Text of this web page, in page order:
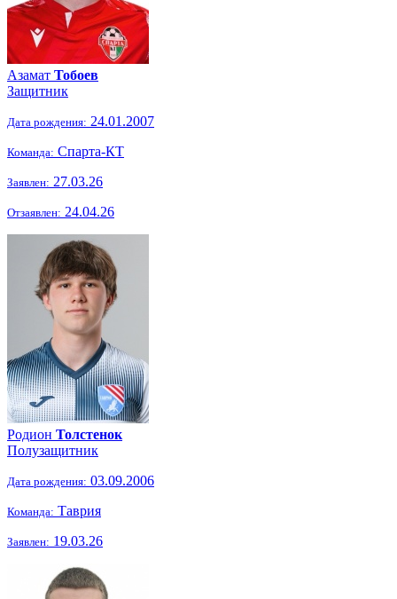
Азамат Тобоев
Защитник
Дата рождения: 24.01.2007
Команда: Спарта-КТ
Заявлен: 27.03.26
Отзаявлен: 24.04.26
Родион Толстенок
Полузащитник
Дата рождения: 03.09.2006
Команда: Таврия
Заявлен: 19.03.26